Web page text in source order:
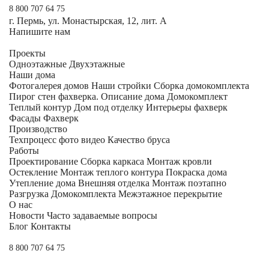
8 800 707 64 75
г. Пермь, ул. Монастырская, 12, лит. А
Напишите нам
Проекты
Одноэтажные Двухэтажные
Наши дома
Фотогалерея домов Наши стройки Сборка домокомплекта
Пирог стен фахверка. Описание дома Домокомплект
Теплый контур Дом под отделку Интерьеры фахверк
Фасады Фахверк
Производство
Техпроцесс фото видео Качество бруса
Работы
Проектирование Сборка каркаса Монтаж кровли
Остекление Монтаж теплого контура Покраска дома
Утепление дома Внешняя отделка Монтаж поэтапно
Разгрузка Домокомплекта Межэтажное перекрытие
О нас
Новости Часто задаваемые вопросы
Блог Контакты
8 800 707 64 75